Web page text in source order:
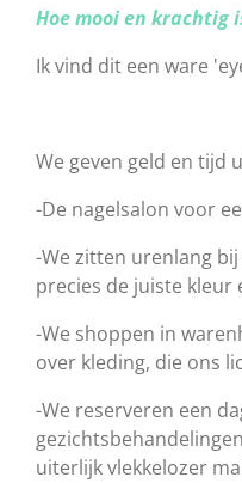
Hoe mooi en krachtig
Ik vind dit een ware
We geven geld en tijd
-De nagelsalon voor
-We zitten urenlang
precies de juiste kleur
-We shoppen in
over kleding, die ons
-We reserveren een
uiterlijk vlekkelozer